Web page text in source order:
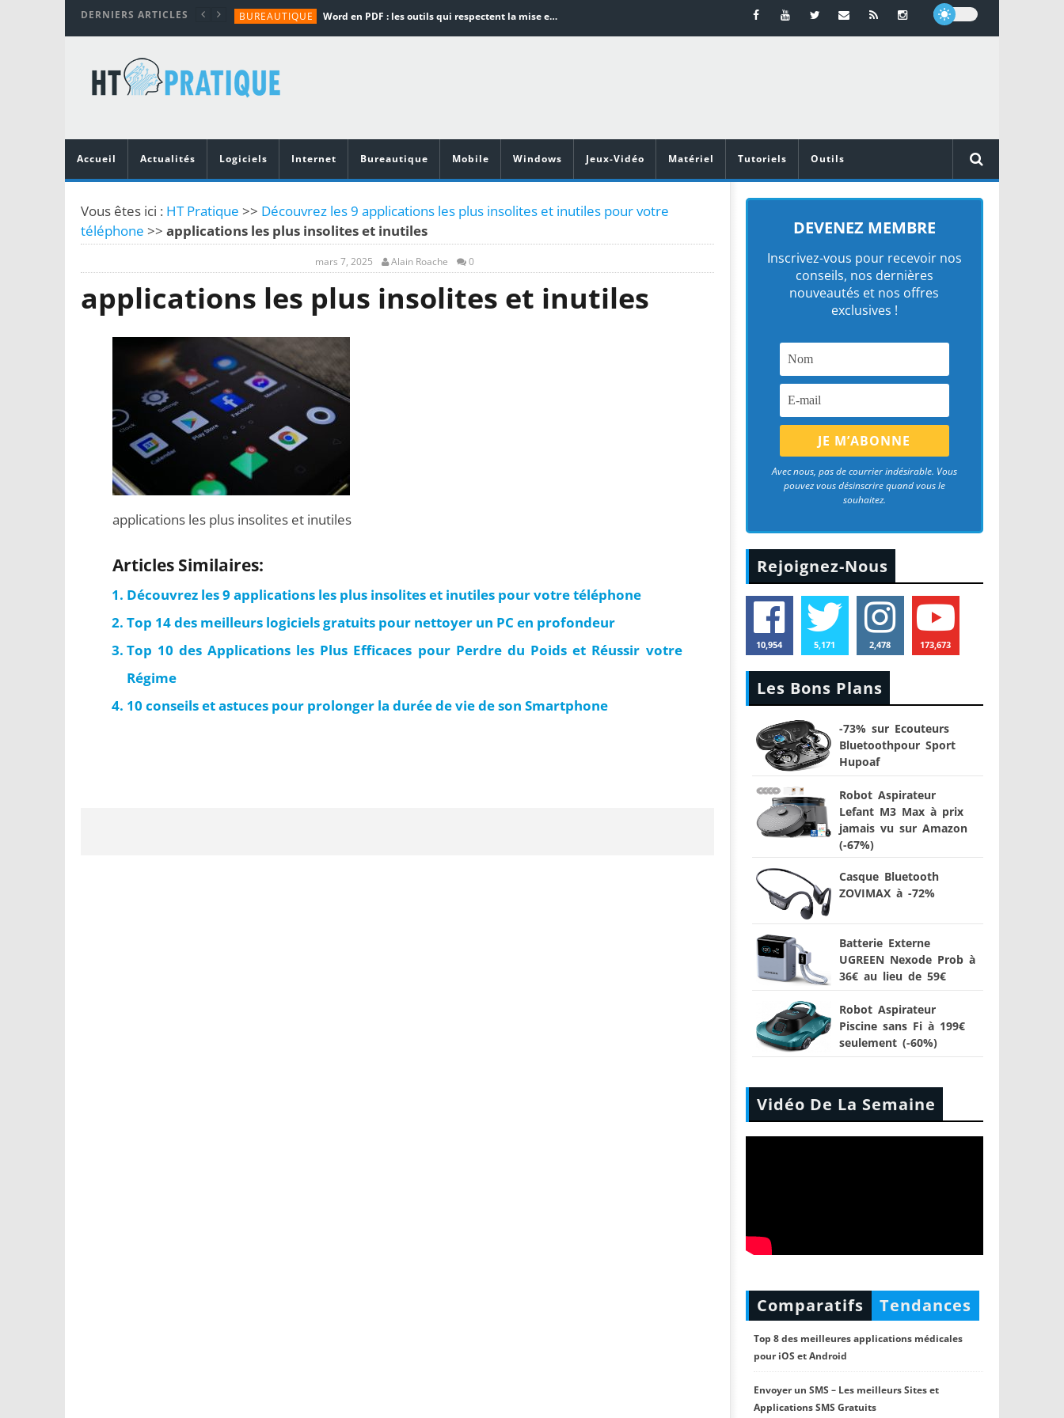
DERNIERS ARTICLES BUREAUTIQUE Word en PDF : les outils qui respectent la mise en page
TUTORIALS
MATÉRIEL
Vidéoprojecteurs Asus : Top 6 des meilleurs modèles de la marque
Accueil
Actualités Logiciels Internet Bureautique Mobile Windows Jeux-Vidéo Matériel Tutoriels Outils
Vous êtes ici : HT Pratique >> Découvrez les 9 applications les plus insolites et inutiles pour votre
téléphone >> applications les plus insolites et inutiles
mars 7, 2025 Alain Roache 0
applications les plus insolites et inutiles
applications les plus insolites et inutiles
Articles Similaires:
Découvrez les 9 applications les plus insolites et inutiles pour votre téléphone
Top 14 des meilleurs logiciels gratuits pour nettoyer un PC en profondeur
Top 10 des Applications les Plus Efficaces pour Perdre du Poids et Réussir votre
Régime
10 conseils et astuces pour prolonger la durée de vie de son Smartphone
DEVENEZ MEMBRE
Inscrivez-vous pour recevoir nos
conseils, nos dernières
nouveautés et nos offres
exclusives !
Avec nous, pas de courrier indésirable. Vous
pouvez vous désinscrire quand vous le
souhaitez.
Rejoignez-Nous
10,954 5,171 2,478 173,673
Les Bons Plans
-73% sur Ecouteurs
Bluetoothpour Sport
Hupoaf
Robot Aspirateur
Lefant M3 Max à prix
jamais vu sur Amazon
(-67%)
Casque Bluetooth
ZOVIMAX à -72%
Batterie Externe
UGREEN Nexode Prob à
36€ au lieu de 59€
Robot Aspirateur
Piscine sans Fi à 199€
seulement (-60%)
Vidéo De La Semaine
Comparatifs Tendances
Top 8 des meilleures applications médicales
pour iOS et Android
Envoyer un SMS – Les meilleurs Sites et
Applications SMS Gratuits